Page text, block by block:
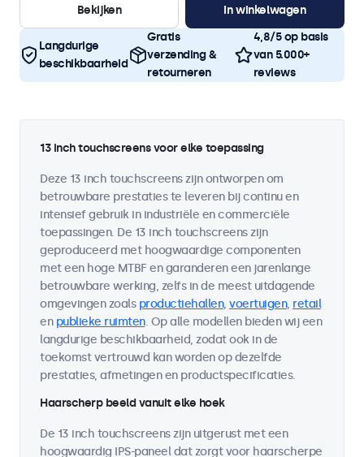
Bekijken
In winkelwagen
Langdurige
beschikbaarheid
Gratis
verzending &
retourneren
4,8/5 op basis
van 5.000+
reviews
13 inch touchscreens voor elke toepassing
Deze 13 inch touchscreens zijn ontworpen om
betrouwbare prestaties te leveren bij continu en
intensief gebruik in industriële en commerciële
toepassingen. De 13 inch touchscreens zijn
geproduceerd met hoogwaardige componenten
met een hoge MTBF en garanderen een jarenlange
betrouwbare werking, zelfs in de meest uitdagende
omgevingen zoals productiehallen, voertuigen, retail
en publieke ruimten. Op alle modellen bieden wij een
langdurige beschikbaarheid, zodat ook in de
toekomst vertrouwd kan worden op dezelfde
prestaties, afmetingen en productspecificaties.
Haarscherp beeld vanuit elke hoek
De 13 inch touchscreens zijn uitgerust met een
hoogwaardig IPS-paneel dat zorgt voor haarscherpe